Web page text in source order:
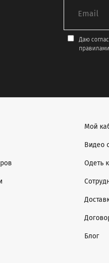
Даю
Мой
Видео
Одеть
Блог